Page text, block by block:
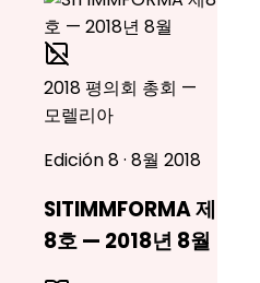
2018 평의회 총회 —
모렐리아
Edición 8 · 8월 2018
SITIMMFORMA 제
8호 — 2018년 8월